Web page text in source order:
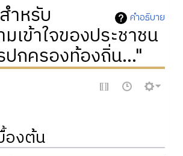
คำอธิบาย
ำหรับ
เข้าใจของประชาชน
ปกครองท้องถิ่น..."
องต้น